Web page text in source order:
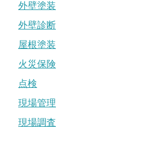
外壁塗装
外壁診断
屋根塗装
火災保険
点検
現場管理
現場調査